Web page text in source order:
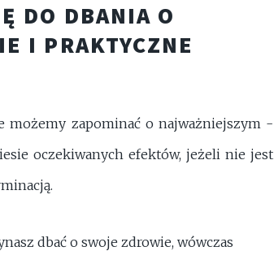
DO DBANIA O
I PRAKTYCZNE
możemy zapominać o najważniejszym -
oczekiwanych efektów, jeżeli nie jest
dbać o swoje zdrowie, wówczas